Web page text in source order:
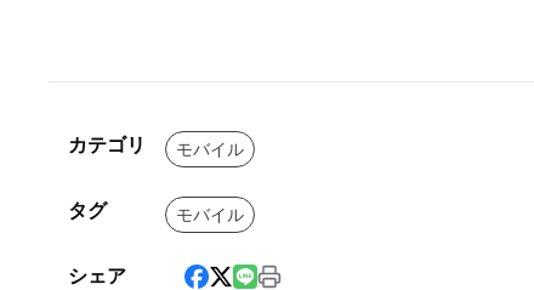
カテゴリ モバイル
タグ モバイル
シェア